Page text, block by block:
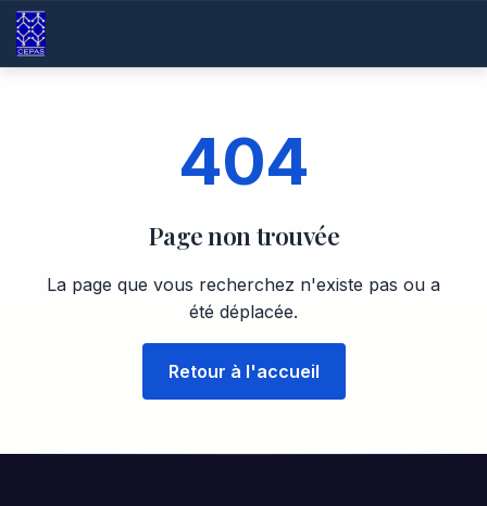
404
Page non trouvée
La page que vous recherchez n'existe pas ou a
été déplacée.
Retour à l'accueil